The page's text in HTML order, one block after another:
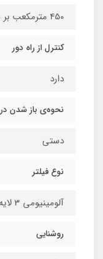
450 مترمکعب بر ساعت (m3/h)
کنترل از راه دور
دارد
نحوه‌ی باز شدن در
دستی
نوع فیلتر
آلومینیومی 3 لایه
روشنایی